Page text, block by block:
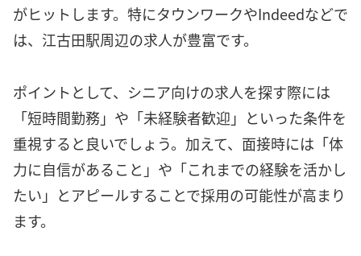
がヒットします。特にタウンワークやIndeedなどで
は、江古田駅周辺の求人が豊富です。
ポイントとして、シニア向けの求人を探す際には
「短時間勤務」や「未経験者歓迎」といった条件を
重視すると良いでしょう。加えて、面接時には「体
力に自信があること」や「これまでの経験を活かし
たい」とアピールすることで採用の可能性が高まり
ます。